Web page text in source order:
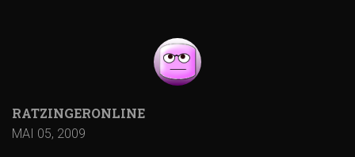
RATZINGERONLINE
MAI 05, 2009